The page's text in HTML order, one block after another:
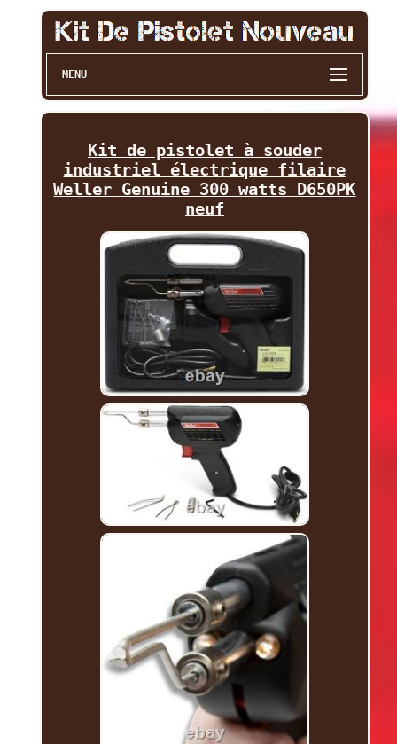
MENU
Kit de pistolet à souder
industriel électrique filaire
Weller Genuine 300 watts D650PK
neuf